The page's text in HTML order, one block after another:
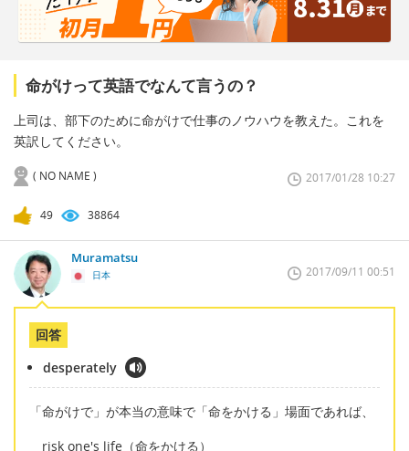
命がけって英語でなんて言うの？
上司は、部下のために命がけで仕事のノウハウを教えた。これを
英訳してください。
( NO NAME ) 2017/01/28 10:27
49 38864
Muramatsu
日本 2017/09/11 00:51
回答
desperately
「命がけで」が本当の意味で「命をかける」場面であれば、
risk one's life（命をかける）